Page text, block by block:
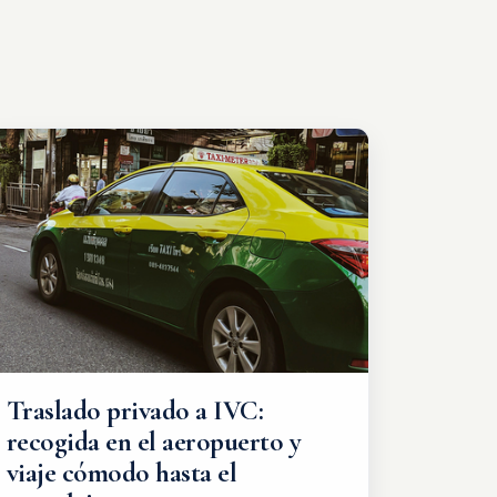
Traslado privado a IVC:
recogida en el aeropuerto y
viaje cómodo hasta el